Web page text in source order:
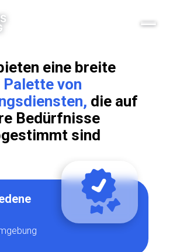
eine breite
Palette von
die auf
Bedürfnisse
sind